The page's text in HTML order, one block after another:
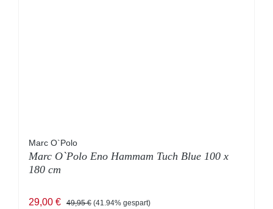
Marc O`Polo
Marc O`Polo Eno Hammam Tuch Blue 100 x
180 cm
Verkaufspreis:
29,00 € Regulärer Preis:
49,95 € (41.94% gespart)